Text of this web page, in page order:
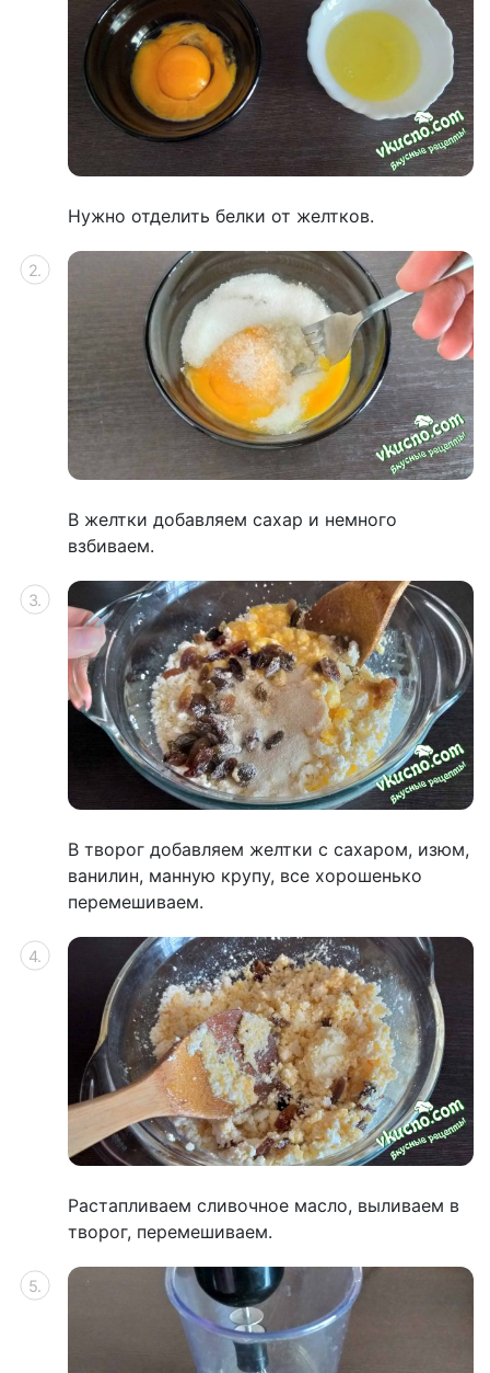
Нужно отделить белки от желтков.
В желтки добавляем сахар и немного
взбиваем.
В творог добавляем желтки с сахаром, изюм,
ванилин, манную крупу, все хорошенько
перемешиваем.
Растапливаем сливочное масло, выливаем в
творог, перемешиваем.